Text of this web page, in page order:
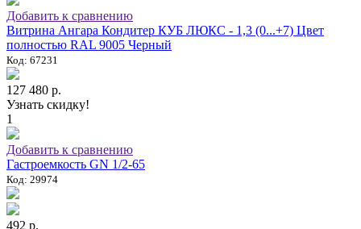
Добавить к сравнению
Витрина Ангара Кондитер КУБ ЛЮКС - 1,3 (0...+7) Цвет
полностью RAL 9005 Черный
Код: 67231
127 480 р.
Узнать скидку!
1
Добавить к сравнению
Гастроемкость GN 1/2-65
Код: 29974
492 р.